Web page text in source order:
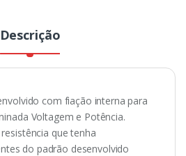
Descrição
com fiação interna para
Voltagem e Potência.
que tenha
do padrão desenvolvido